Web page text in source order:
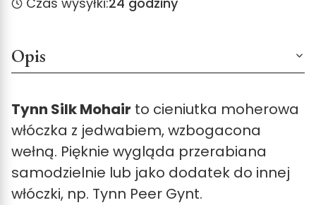
Opis
Tynn Silk Mohair to cieniutka moherowa
włóczka z jedwabiem, wzbogacona
wełną. Pięknie wygląda przerabiana
samodzielnie lub jako dodatek do innej
włóczki, np. Tynn Peer Gynt.